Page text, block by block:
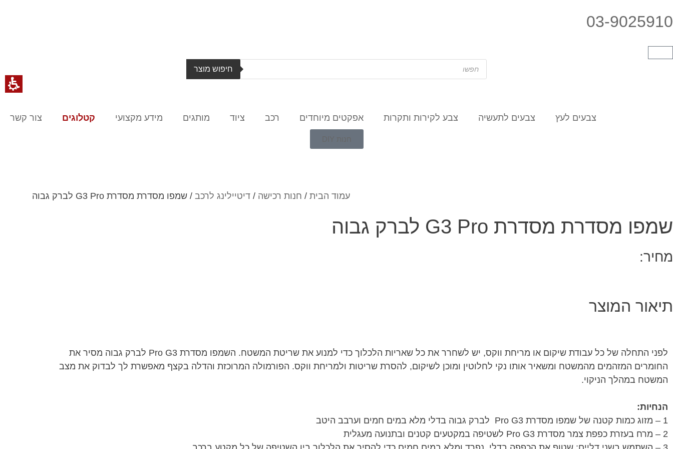
03-9025910
חיפוש מוצר
צבעים לעץ צבעים לתעשיה צבע לקירות ותקרות אפקטים מיוחדים רכב ציוד מותגים מידע מקצועי קטלוגים צור קשר
חנות DIY
עמוד הבית / חנות רכישה /דיטיילינג לרכב / שמפו מסדרת מסדרת G3 Pro לברק גבוה
שמפו מסדרת מסדרת G3 Pro לברק גבוה
מחיר:
תיאור המוצר
לפני התחלה של כל עבודת שיקום או מריחת ווקס, יש לשחרר את כל שאריות הלכלוך כדי למנוע את שריטת המשטח. השמפו מסדרת Pro G3 לברק גבוה מסיר את
החומרים המזהמים מהמשטח ומשאיר אותו נקי לחלוטין ומוכן לשיקום, להסרת שריטות ולמריחת ווקס. הפורמולה המרוכזת והדלה בקצף מאפשרת לך לבדוק את מצב
המשטח במהלך הניקוי.
הנחיות:
1 – מזוג כמות קטנה של שמפו מסדרת Pro G3 לברק גבוה בדלי מלא במים חמים וערבב היטב
2 – מרח בעזרת כפפת צמר מסדרת Pro G3 לשטיפה במקטעים קטנים ובתנועה מעגלית